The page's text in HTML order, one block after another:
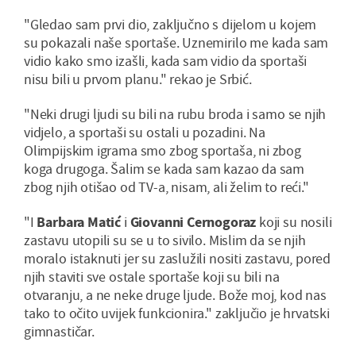
"Gledao sam prvi dio, zaključno s dijelom u kojem
su pokazali naše sportaše. Uznemirilo me kada sam
vidio kako smo izašli, kada sam vidio da sportaši
nisu bili u prvom planu." rekao je Srbić.
"Neki drugi ljudi su bili na rubu broda i samo se njih
vidjelo, a sportaši su ostali u pozadini. Na
Olimpijskim igrama smo zbog sportaša, ni zbog
koga drugoga. Šalim se kada sam kazao da sam
zbog njih otišao od TV-a, nisam, ali želim to reći."
"I Barbara Matići Giovanni Cernogoraz koji su nosili
zastavu utopili su se u to sivilo. Mislim da se njih
moralo istaknuti jer su zaslužili nositi zastavu, pored
njih staviti sve ostale sportaše koji su bili na
otvaranju, a ne neke druge ljude. Bože moj, kod nas
tako to očito uvijek funkcionira." zaključio je hrvatski
gimnastičar.